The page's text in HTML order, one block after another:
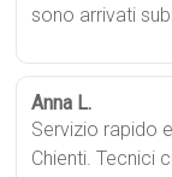
sono arrivati
Anna L.
Servizio rapido
Chienti. Tecnici